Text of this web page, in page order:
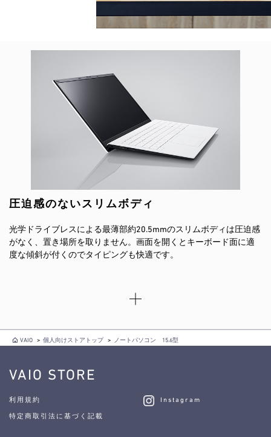
圧迫感のないスリムボディ
光学ドライブレスによる最薄部約20.5mmのスリムボディは圧迫感
がなく、置き場所を取りません。画面を開くとキーボード面に適
度な傾斜が付くのでタイピングも快適です。
VAIO > 個人向けストアトップ > ノートパソコン 15.6型
VAIO STORE
利用規約
特定商取引法に基づく記載
Instagram